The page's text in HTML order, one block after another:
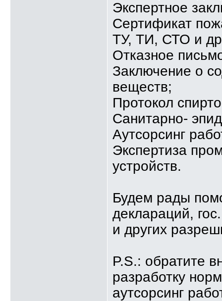
Экспертное
Сертификат
ТУ, ТИ, СТО и
Отказное
Заключение о
веществ;
Протокол
Санитарно-
Аутсорсинг
Экспертиза
устройств.
Будем рады
деклараций,
и других
P.S.: обратите
разработку
аутсорсинг